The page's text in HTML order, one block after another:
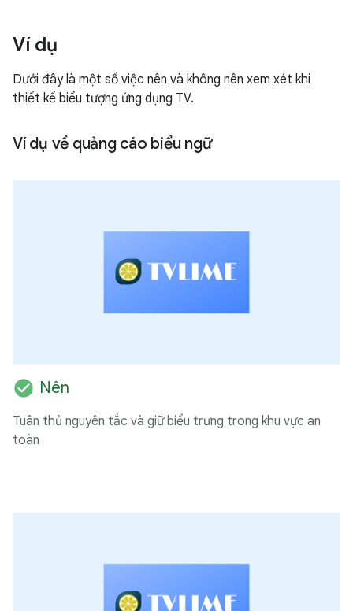
Ví dụ
Dưới đây là một số việc nên và không nên xem xét khi
thiết kế biểu tượng ứng dụng TV.
Ví dụ về quảng cáo biểu ngữ
check_circle Nên
Tuân thủ nguyên tắc và giữ biểu trưng trong khu vực an
toàn